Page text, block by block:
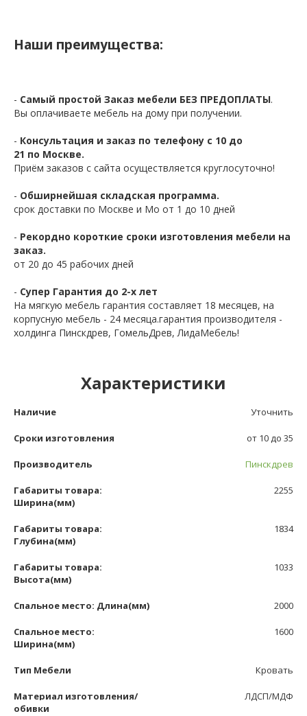
Наши преимущества:
- Самый простой Заказ мебели БЕЗ ПРЕДОПЛАТЫ.
Вы оплачиваете мебель на дому при получении.
- Консультация и заказ по телефону с 10 до
21 по Москве.
Приём заказов с сайта осуществляется круглосуточно!
- Обширнейшая складская программа.
срок доставки по Москве и Мо от 1 до 10 дней
- Рекордно короткие сроки изготовления мебели на
заказ.
от 20 до 45 рабочих дней
- Супер Гарантия до 2-х лет
На мягкую мебель гарантия составляет 18 месяцев, на
корпусную мебель - 24 месяца.гарантия производителя -
холдинга Пинскдрев, ГомельДрев, ЛидаМебель!
Характеристики
Наличие Уточнить
Сроки изготовления от 10 до 35
Производитель Пинскдрев
Габариты товара:
Ширина(мм)
2255
Габариты товара:
Глубина(мм)
1834
Габариты товара:
Высота(мм)
1033
Спальное место: Длина(мм) 2000
Спальное место:
Ширина(мм)
1600
Тип Мебели Кровать
Материал изготовления/
обивки
ЛДСП/МДФ